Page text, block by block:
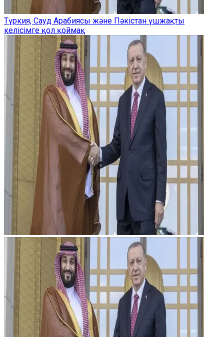
Түркия, Сауд Арабиясы және Пәкістан үшжақты
келісімге қол қоймақ